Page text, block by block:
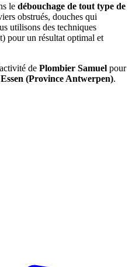
le débouchage de tout type de
obstrués, douches qui
utilisons des techniques
pour un résultat optimal et
de Plombier Samuel pour
(Province Antwerpen).